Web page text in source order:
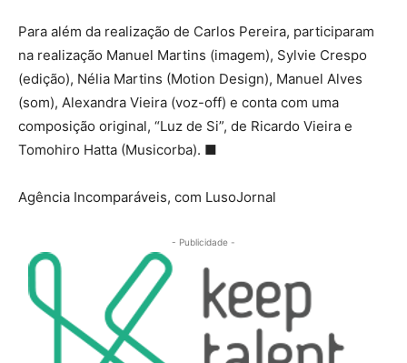
Para além da realização de Carlos Pereira, participaram
na realização Manuel Martins (imagem), Sylvie Crespo
(edição), Nélia Martins (Motion Design), Manuel Alves
(som), Alexandra Vieira (voz-off) e conta com uma
composição original, “Luz de Si”, de Ricardo Vieira e
Tomohiro Hatta (Musicorba). ■
Agência Incomparáveis, com LusoJornal
- Publicidade -